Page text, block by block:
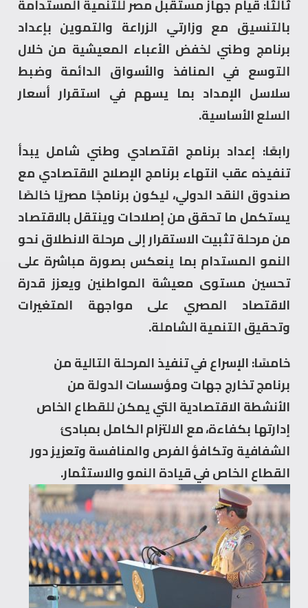
ثالثًا: قيام جهاز مستقبل مصر للتنمية المستدامة
بالتنسيق مع وزارتي الزراعة والتموين بإعداد
برنامج وطني لخفض الأعباء المعيشية من خلال
التوسع في المنافذ والأسواق الدائمة وضبط
سلاسل الإمداد بما يسهم في استقرار أسعار
السلع الأساسية.
رابعًا: إعداد برنامج اقتصادي وطني شامل يبدأ
تنفيذه عقب انتهاء برنامج الإصلاح الاقتصادي مع
صندوق النقد الدولي، ليكون برنامجًا مصريًا خالصًا
يستكمل ما تحقق من إصلاحات وينتقل بالاقتصاد
من مرحلة تثبيت الاستقرار إلى مرحلة الانطلاق نحو
النمو المستدام بما ينعكس بصورة مباشرة على
تحسين مستوى معيشة المواطنين ويعزز قدرة
الاقتصاد المصري على مواجهة المتغيرات
وتحقيق التنمية الشاملة.
خامسًا: الإسراع في تنفيذ المرحلة التالية من
برنامج تخارج جهات ومؤسسات الدولة من
الأنشطة الاقتصادية التي يمكن للقطاع الخاص
إدارتها بكفاءة، مع الالتزام الكامل بمبادئ
الشفافية وتكافؤ الفرص والمنافسة وتعزيز دور
القطاع الخاص في قيادة النمو والاستثمار.